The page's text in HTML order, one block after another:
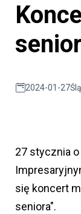
2024-01-27
27 stycznia
się koncert
seniora".